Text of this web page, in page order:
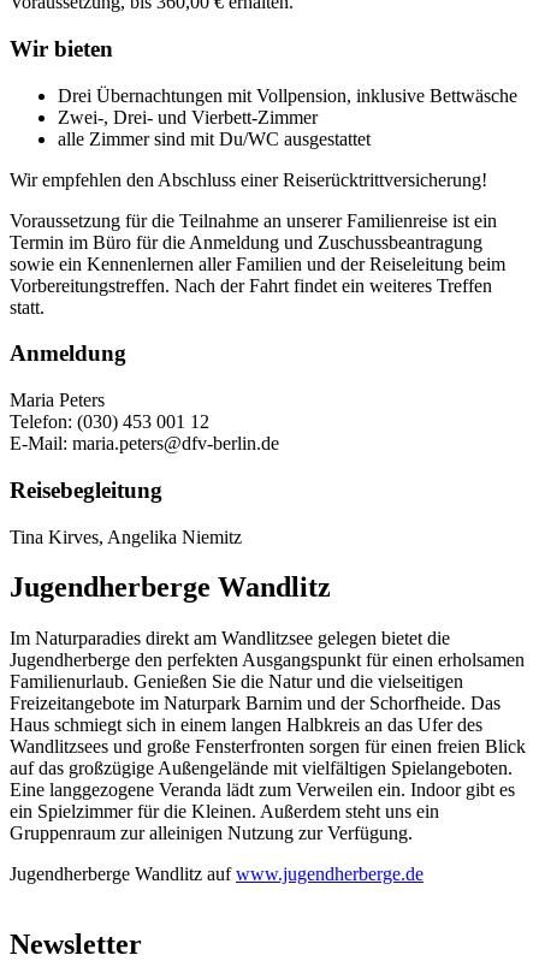
Wir bieten
Drei Übernachtungen mit Vollpension, inklusive Bettwäsche
Zwei-, Drei- und Vierbett-Zimmer
alle Zimmer sind mit Du/WC ausgestattet
Wir empfehlen den Abschluss einer Reiserücktrittversicherung!
Voraussetzung für die Teilnahme an unserer Familienreise ist ein
Termin im Büro für die Anmeldung und Zuschussbeantragung
sowie ein Kennenlernen aller Familien und der Reiseleitung beim
Vorbereitungstreffen. Nach der Fahrt findet ein weiteres Treffen
statt.
Anmeldung
Maria Peters
Telefon: (030) 453 001 12
E-Mail: maria.peters@dfv-berlin.de
Reisebegleitung
Tina Kirves, Angelika Niemitz
Jugendherberge Wandlitz
Im Naturparadies direkt am Wandlitzsee gelegen bietet die
Jugendherberge den perfekten Ausgangspunkt für einen erholsamen
Familienurlaub. Genießen Sie die Natur und die vielseitigen
Freizeitangebote im Naturpark Barnim und der Schorfheide. Das
Haus schmiegt sich in einem langen Halbkreis an das Ufer des
Wandlitzsees und große Fensterfronten sorgen für einen freien Blick
auf das großzügige Außengelände mit vielfältigen Spielangeboten.
Eine langgezogene Veranda lädt zum Verweilen ein. Indoor gibt es
ein Spielzimmer für die Kleinen. Außerdem steht uns ein
Gruppenraum zur alleinigen Nutzung zur Verfügung.
Jugendherberge Wandlitz aufwww.jugendherberge.de
Newsletter